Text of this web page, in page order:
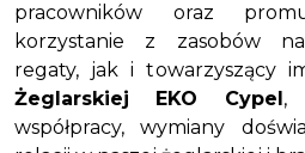
pracowników oraz
korzystanie z zasobów
regaty, jak i towarzyszący
Żeglarskiej EKO Cypel,
współpracy, wymiany